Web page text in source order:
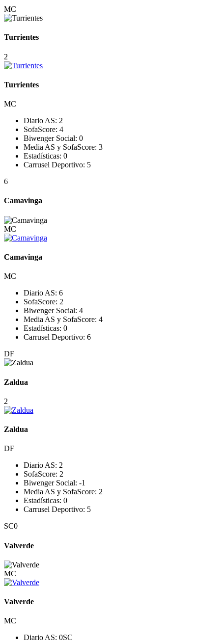
MC
Turrientes
2
Turrientes
MC
Diario AS: 2
SofaScore: 4
Biwenger Social: 0
Media AS y SofaScore: 3
Estadísticas: 0
Carrusel Deportivo: 5
6
Camavinga
MC
Camavinga
MC
Diario AS: 6
SofaScore: 2
Biwenger Social: 4
Media AS y SofaScore: 4
Estadísticas: 0
Carrusel Deportivo: 6
DF
Zaldua
2
Zaldua
DF
Diario AS: 2
SofaScore: 2
Biwenger Social: -1
Media AS y SofaScore: 2
Estadísticas: 0
Carrusel Deportivo: 5
SC0
Valverde
MC
Valverde
MC
Diario AS: 0SC